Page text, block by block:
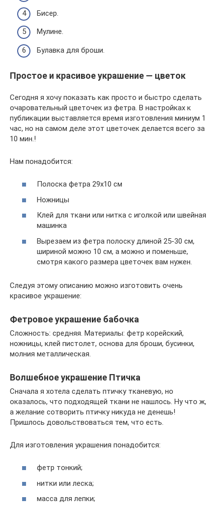
Бисер.
Мулине.
Булавка для броши.
Простое и красивое украшение — цветок
Сегодня я хочу показать как просто и быстро сделать
очаровательный цветочек из фетра. В настройках к
публикации выставляется время изготовления миниум 1
час, но на самом деле этот цветочек делается всего за
10 мин.!
Нам понадобится:
Полоска фетра 29х10 см
Ножницы
Клей для ткани или нитка с иголкой или швейная
машинка
Вырезаем из фетра полоску длиной 25-30 см,
шириной можно 10 см, а можно и поменьше,
смотря какого размера цветочек вам нужен.
Следуя этому описанию можно изготовить очень
красивое украшение:
Фетровое украшение бабочка
Сложность: средняя. Материалы: фетр корейский,
ножницы, клей пистолет, основа для броши, бусинки,
молния металлическая.
Волшебное украшение Птичка
Сначала я хотела сделать птичку тканевую, но
оказалось, что подходящей ткани не нашлось. Ну что ж,
а желание сотворить птичку никуда не денешь!
Пришлось довольствоваться тем, что есть.
Для изготовления украшения понадобится:
фетр тонкий;
нитки или леска;
масса для лепки;